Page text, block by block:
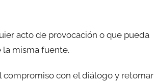
acto de provocación o que pueda
la misma fuente.
compromiso con el diálogo y retomar